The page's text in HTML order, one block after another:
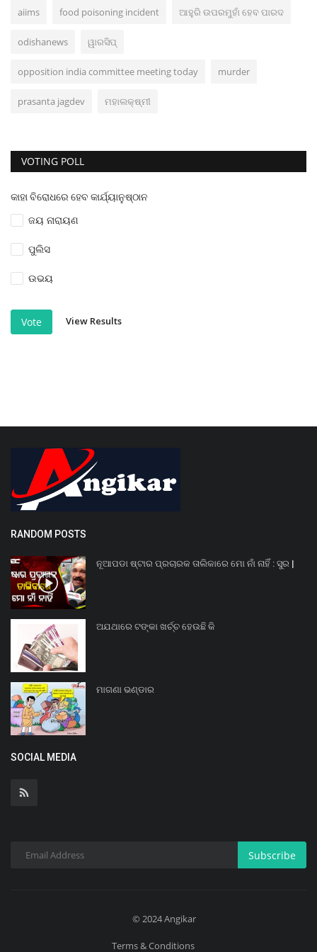
aiims food poisoning incident ଆହୁରି ଉପରମୁହାଁ ହେବ ପାରଦ
odishanews ୱାରସିପ୍‌
opposition india committee meeting today murder
prasanta jagdev ମହାଲକ୍ଷ୍ମୀ
VOTING POLL
କାହା ବିରୋଧରେ ହେବ କାର୍ଯ୍ୟାନୁଷ୍ଠାନ
ଜୟ ନାରାୟଣ
ପୁଲିସ
ଉଭୟ
Vote View Results
RANDOM POSTS
ନୂଆପଡା ଷ୍ଟାର ପ୍ରଚାରକ ତାଲିକାରେ ମୋ ନାଁ ନାହିଁ : ସୁର |
ଅଯଥାରେ ଟଙ୍କା ଖର୍ଚ୍ଚ ହେଉଛି କି
ମାଗଣା ଭଣ୍ଡାର
SOCIAL MEDIA
Subscribe
© 2024 Angikar
Terms & Conditions